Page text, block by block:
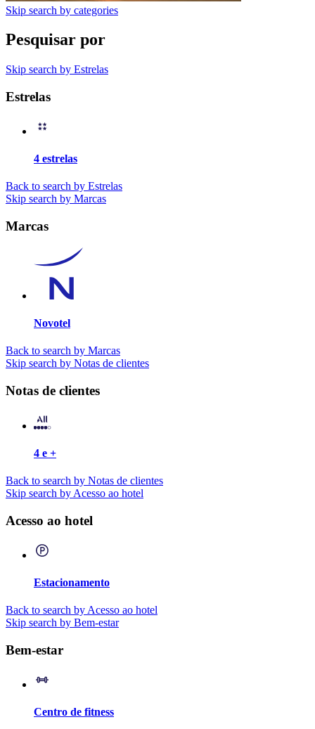
Skip search by categories
Pesquisar por
Skip search by Estrelas
Estrelas
4 estrelas
Back to search by Estrelas
Skip search by Marcas
Marcas
Novotel
Back to search by Marcas
Skip search by Notas de clientes
Notas de clientes
4 e +
Back to search by Notas de clientes
Skip search by Acesso ao hotel
Acesso ao hotel
Estacionamento
Back to search by Acesso ao hotel
Skip search by Bem-estar
Bem-estar
Centro de fitness